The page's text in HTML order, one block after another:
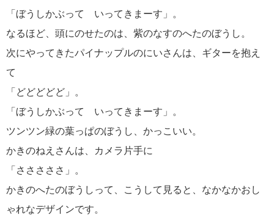
「ぼうしかぶって いってきまーす」。
なるほど、頭にのせたのは、紫のなすのへたのぼうし。
次にやってきたパイナップルのにいさんは、ギターを抱え
て
「どどどどど」。
「ぼうしかぶって いってきまーす」。
ツンツン緑の葉っぱのぼうし、かっこいい。
かきのねえさんは、カメラ片手に
「さささささ」。
かきのへたのぼうしって、こうして見ると、なかなかおし
ゃれなデザインです。